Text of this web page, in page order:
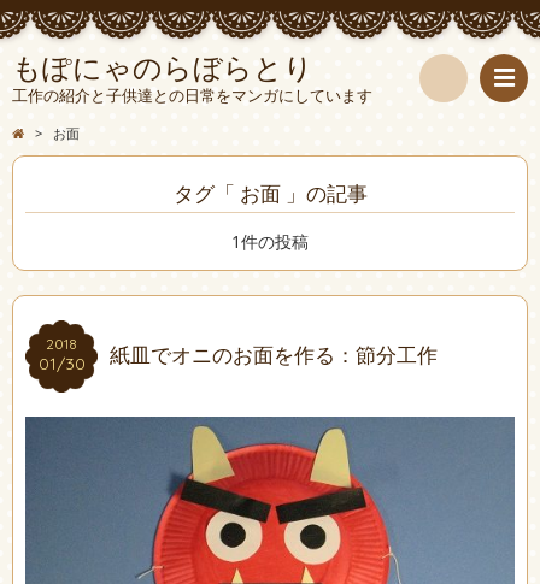
もぽにゃのらぼらとり
工作の紹介と子供達との日常をマンガにしています
> お面
タグ「 お面 」の記事
1件の投稿
2018
01/30
2018
01/30 紙皿でオニのお面を作る：節分工作